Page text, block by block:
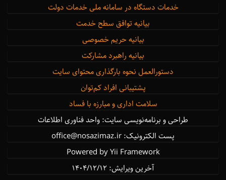
خدمات دستگاه در سامانه ملی خدمات دولت
بیانیه توافق سطح خدمت
بیانیه حریم خصوصی
بیانیه راهبرد مشارکت
دستورالعمل نحوه بارگذاری محتوای سایت
پشتیبانی افراد کم‌توان
سلامت اداری و مبارزه با فساد
طراحی و برنامه‌نویسی سایت: واحد فناوری اطلاعات
پست الکترونیک: office@nosazimaz.ir
Powered by Yii Framework
آخرین ویرایش: ۱۴۰۴/12/12